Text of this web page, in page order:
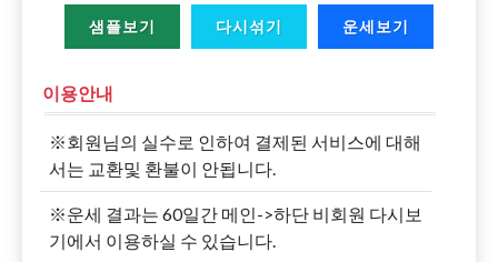
샘플보기 다시섞기 운세보기
이용안내
※회원님의 실수로 인하여 결제된 서비스에 대해
서는 교환및 환불이 안됩니다.
※운세 결과는 60일간 메인->하단 비회원 다시보
기에서 이용하실 수 있습니다.